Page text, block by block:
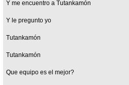
Y me encuentro a Tutankamón
Y le pregunto yo
Tutankamón
Tutankamón
Que equipo es el mejor?